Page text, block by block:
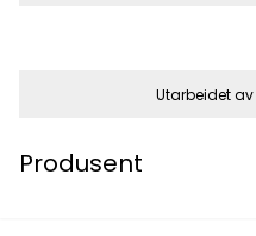
Utarbeidet av
Produsent